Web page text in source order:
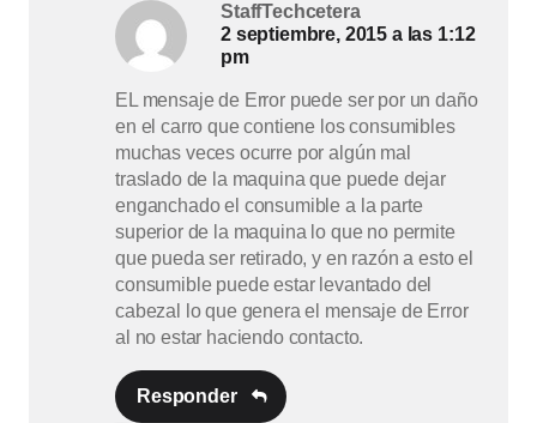
StaffTechcetera
2 septiembre, 2015 a las 1:12
pm
EL mensaje de Error puede ser por un daño
en el carro que contiene los consumibles
muchas veces ocurre por algún mal
traslado de la maquina que puede dejar
enganchado el consumible a la parte
superior de la maquina lo que no permite
que pueda ser retirado, y en razón a esto el
consumible puede estar levantado del
cabezal lo que genera el mensaje de Error
al no estar haciendo contacto.
Responder